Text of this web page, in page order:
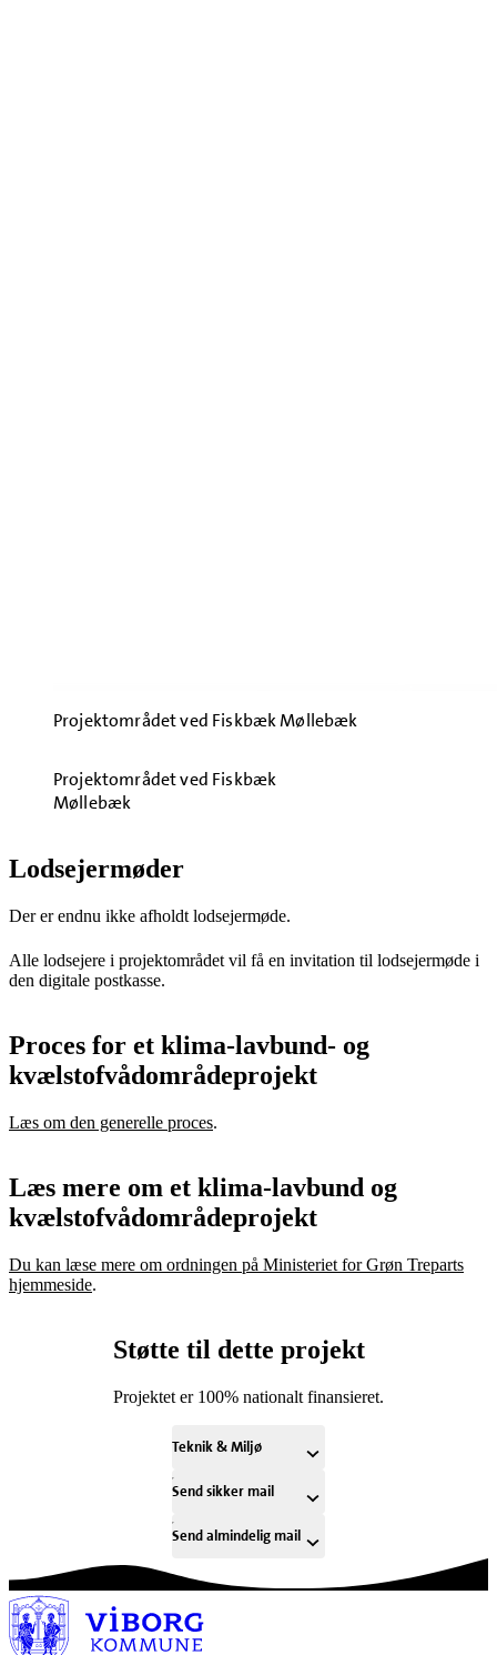
Projektområdet ved Fiskbæk Møllebæk
Projektområdet ved Fiskbæk
Møllebæk
Lodsejermøder
Der er endnu ikke afholdt lodsejermøde.
Alle lodsejere i projektområdet vil få en invitation til lodsejermøde i
den digitale postkasse.
Proces for et klima-lavbund- og
kvælstofvådområdeprojekt
Læs om den generelle proces.
Læs mere om et klima-lavbund og
kvælstofvådområdeprojekt
Du kan læse mere om ordningen på Ministeriet for Grøn Treparts
hjemmeside.
Støtte til dette projekt
Projektet er 100% nationalt finansieret.
Teknik & Miljø
Send sikker mail
Send almindelig mail